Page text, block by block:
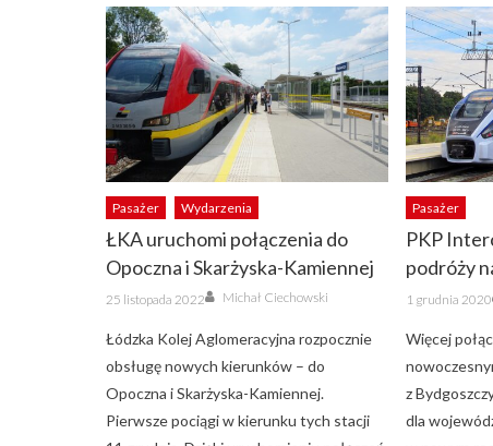
Pasażer Wydarzenia
ŁKA uruchomi połączenia do
Opoczna i Skarżyska-Kamiennej
Posted
on
25 listopada 2022 Author
Michał Ciechowski
Łódzka Kolej Aglomeracyjna rozpocznie
obsługę nowych kierunków – do
Opoczna i Skarżyska-Kamiennej.
Pierwsze pociągi w kierunku tych stacji
Pasażer
PKP
podróży
Posted
on
1 grudnia 2020
Więcej
z
dla